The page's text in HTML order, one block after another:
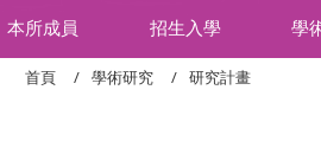
本所成員 招生入學 學
首頁 學術研究 研究計畫